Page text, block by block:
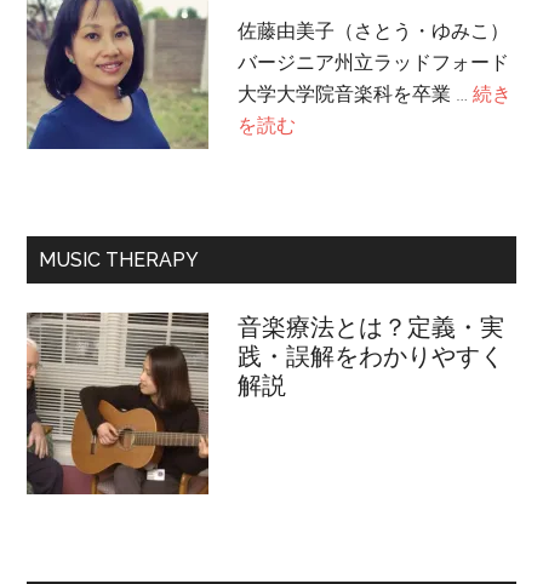
佐藤由美子（さとう・ゆみこ）
バージニア州立ラッドフォード
大学大学院音楽科を卒業 …続き
を読む
ー
ル
MUSIC THERAPY
音楽療法とは？定義・実
践・誤解をわかりやすく
解説